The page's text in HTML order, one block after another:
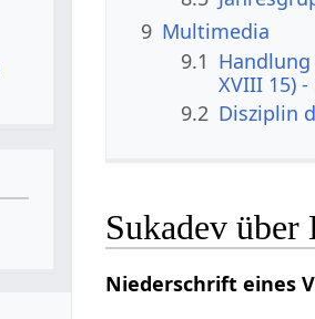
9 Multimedia
9.1
XVIII 15)
9.2 Disziplin
Sukadev über
Niederschrift eines